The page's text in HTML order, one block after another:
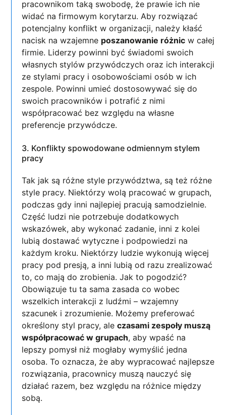
pracownikom taką swobodę, że prawie ich nie
widać na firmowym korytarzu. Aby rozwiązać
potencjalny konflikt w organizacji, należy kłaść
nacisk na wzajemne poszanowanie różnic w całej
firmie. Liderzy powinni być świadomi swoich
własnych stylów przywódczych oraz ich interakcji
ze stylami pracy i osobowościami osób w ich
zespole. Powinni umieć dostosowywać się do
swoich pracowników i potrafić z nimi
współpracować bez względu na własne
preferencje przywódcze.
3. Konflikty spowodowane odmiennym stylem
pracy
Tak jak są różne style przywództwa, są też różne
style pracy. Niektórzy wolą pracować w grupach,
podczas gdy inni najlepiej pracują samodzielnie.
Część ludzi nie potrzebuje dodatkowych
wskazówek, aby wykonać zadanie, inni z kolei
lubią dostawać wytyczne i podpowiedzi na
każdym kroku. Niektórzy ludzie wykonują więcej
pracy pod presją, a inni lubią od razu zrealizować
to, co mają do zrobienia. Jak to pogodzić?
Obowiązuje tu ta sama zasada co wobec
wszelkich interakcji z ludźmi – wzajemny
szacunek i zrozumienie. Możemy preferować
określony styl pracy, aleczasami zespoły muszą
współpracować w grupach, aby wpaść na
lepszy pomysł niż mogłaby wymyślić jedna
osoba. To oznacza, że aby wypracować najlepsze
rozwiązania, pracownicy muszą nauczyć się
działać razem, bez względu na różnice między
sobą.